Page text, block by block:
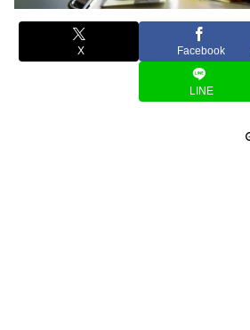
X Facebook
LINE